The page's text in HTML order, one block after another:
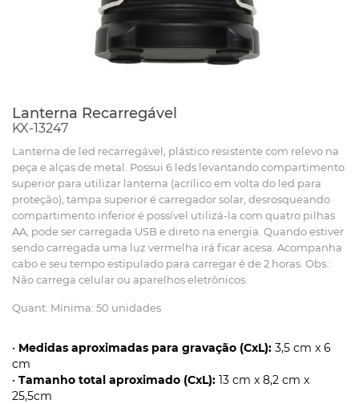
Lanterna Recarregável
KX-13247
Lanterna de led recarregável, plástico resistente com relevo na
peça e alças de metal. Possui 6 leds levantando compartimento
superior para utilizar lanterna (acrílico em volta do led para
proteção), tampa superior é carregador solar, desrosqueando
compartimento inferior é possível utilizá-la com quatro pilhas
AA, pode ser carregada USB e direto na energia. Quando estiver
sendo carregada uma luz vermelha irá ficar acesa. Acompanha
cabo e seu tempo estipulado para carregar é de 2 horas. Obs.:
Não carrega celular ou aparelhos eletrônicos.
Quant. Mínima: 50 unidades
• Medidas aproximadas para gravação (CxL): 3,5 cm x 6
cm
• Tamanho total aproximado (CxL): 13 cm x 8,2 cm x
25,5cm